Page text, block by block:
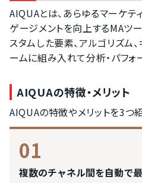
AIQUAとは、あらゆるマーケテ
ゲージメントを向上するMAツ
スタムした要素、アルゴリズム
ームに組み入れて分析・パフォ
AIQUAの特徴・メリット
AIQUAの特徴やメリットを3つ
01
複数のチャネル間を自動で